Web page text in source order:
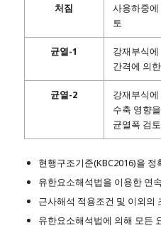
처짐
사용하중에
토
균열-1
강재부식
간격에 의
균열-2
강재부식
수축 영향
균열폭 검토
현행구조기준(KBC2016)을
유한요소해석법을 이용한 연
근사해석 적용조건 및 이외의
유한요소해석법에 의해 모든